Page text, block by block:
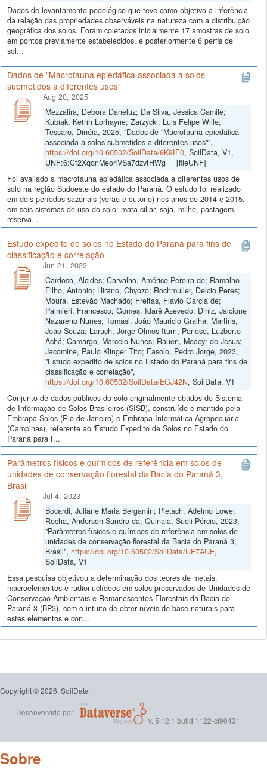
Dados de levantamento pedológico que teve como objetivo a inferência
da relação das propriedades observáveis na natureza com a distribuição
geográfica dos solos. Foram coletados inicialmente 17 amostras de solo
em pontos previamente estabelecidos, e posteriormente 6 perfis de
sol...
Dados de "Macrofauna epiedáfica associada a solos
submetidos a diferentes usos"
Aug 20, 2025
Mezzalira, Debora Daneluz; Da Silva, Jéssica Camile;
Kubiak, Ketrin Lorhayne; Zarzycki, Luis Felipe Wille;
Tessaro, Dinéia, 2025, "Dados de "Macrofauna epiedáfica
associada a solos submetidos a diferentes usos"",
https://doi.org/10.60502/SoilData/9K9IF0, SoilData, V1,
UNF:6:Cf2XqonMeo4VSa7dzvtHWg== [fileUNF]
Foi avaliado a macrofauna epiedáfica associada a diferentes usos de
solo na região Sudoeste do estado do Paraná. O estudo foi realizado
em dois períodos sazonais (verão e outono) nos anos de 2014 e 2015,
em seis sistemas de uso do solo: mata ciliar, soja, milho, pastagem,
reserva...
Estudo expedito de solos no Estado do Paraná para fins de
classificação e correlação
Jun 21, 2023
Cardoso, Alcides; Carvalho, Américo Pereira de; Ramalho
Filho, Antonio; Hirano, Chyozo; Rochmuller, Delcio Peres;
Moura, Estevão Machado; Freitas, Flávio Garcia de;
Palmieri, Francesco; Gomes, Idarê Azevedo; Diniz, Jalcione
Nazareno Nunes; Tomasi, João Mauricio Gralha; Martins,
João Souza; Larach, Jorge Olmos Iturri; Panoso, Luzberto
Achá; Camargo, Marcelo Nunes; Rauen, Moacyr de Jesus;
Jacomine, Paulo Klinger Tito; Fasolo, Pedro Jorge, 2023,
"Estudo expedito de solos no Estado do Paraná para fins de
classificação e correlação",
https://doi.org/10.60502/SoilData/EGJ42N, SoilData, V1
Conjunto de dados públicos do solo originalmente obtidos do Sistema
de Informação de Solos Brasileiros (SISB), construído e mantido pela
Embrapa Solos (Rio de Janeiro) e Embrapa Informática Agropecuária
(Campinas), referente ao 'Estudo Expedito de Solos no Estado do
Paraná para f...
Parâmetros físicos e químicos de referência em solos de
unidades de conservação florestal da Bacia do Paraná 3,
Brasil
Jul 4, 2023
Bocardi, Juliane Maria Bergamin; Pletsch, Adelmo Lowe;
Rocha, Anderson Sandro da; Quinaia, Sueli Pércio, 2023,
"Parâmetros físicos e químicos de referência em solos de
unidades de conservação florestal da Bacia do Paraná 3,
Brasil", https://doi.org/10.60502/SoilData/UE7AUE,
SoilData, V1
Essa pesquisa objetivou a determinação dos teores de metais,
macroelementos e radionuclídeos em solos preservados de Unidades de
Conservação Ambientais e Remanescentes Florestais da Bacia do
Paraná 3 (BP3), com o intuito de obter níveis de base naturais para
estes elementos e con...
Copyright © 2026, SoilData
Desenvolvido por
v. 5.12.1 build 1122-cf90431
Sobre